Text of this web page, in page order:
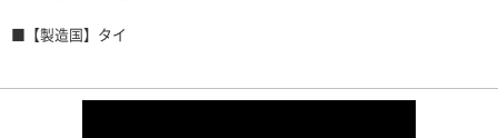
■【製造国】タイ